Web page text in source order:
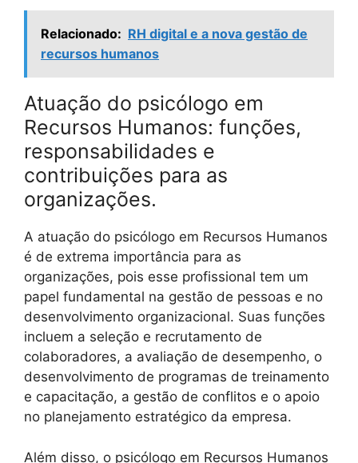
Relacionado: RH digital e a nova gestão de
recursos humanos
Atuação do psicólogo em
Recursos Humanos: funções,
responsabilidades e
contribuições para as
organizações.
A atuação do psicólogo em Recursos Humanos
é de extrema importância para as
organizações, pois esse profissional tem um
papel fundamental na gestão de pessoas e no
desenvolvimento organizacional. Suas funções
incluem a seleção e recrutamento de
colaboradores, a avaliação de desempenho, o
desenvolvimento de programas de treinamento
e capacitação, a gestão de conflitos e o apoio
no planejamento estratégico da empresa.
Além disso, o psicólogo em Recursos Humanos